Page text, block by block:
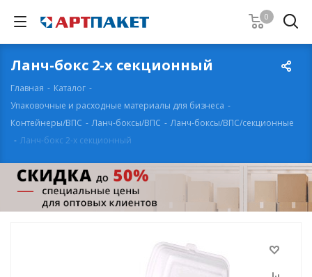
0
Ланч-бокс 2-х секционный
Главная - Каталог -
Упаковочные и расходные материалы для бизнеса -
Контейнеры/ВПС - Ланч-боксы/ВПС - Ланч-боксы/ВПС/секционные
- Ланч-бокс 2-х секционный